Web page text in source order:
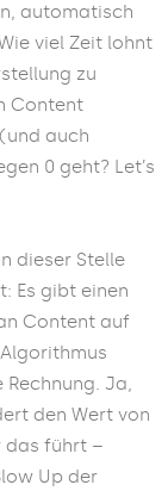
automatisch
viel Zeit lohnt
zu
Content
auch
0 geht? Let’s
dieser Stelle
Es gibt einen
Content auf
Ja,
den Wert von
das führt –
Up der